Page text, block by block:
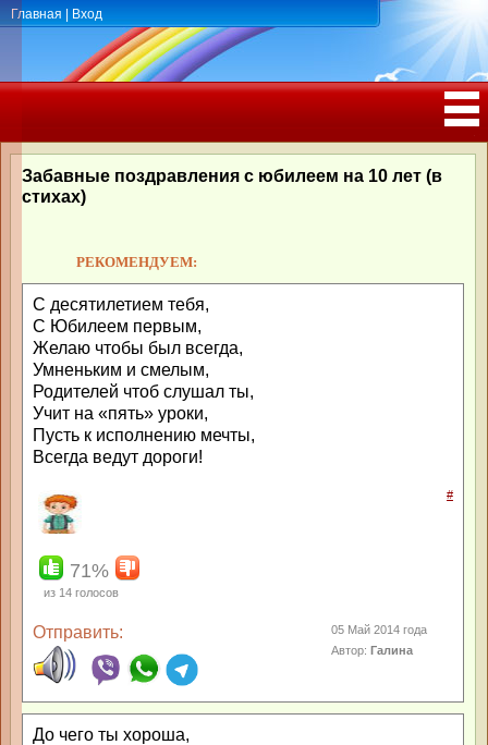
Главная Вход
РОЖДЕНИЯ, ЮБИЛЕЕМ
Забавные поздравления с юбилеем на 10 лет (в
стихах)
РЕКОМЕНДУЕМ:
С десятилетием тебя,
С Юбилеем первым,
Желаю чтобы был всегда,
Умненьким и смелым,
Родителей чтоб слушал ты,
Учит на «пять» уроки,
Пусть к исполнению мечты,
Всегда ведут дороги!
#
71%
из 14 голосов
Отправить:
05 Май 2014 года
Автор:Галина
До чего ты хороша,